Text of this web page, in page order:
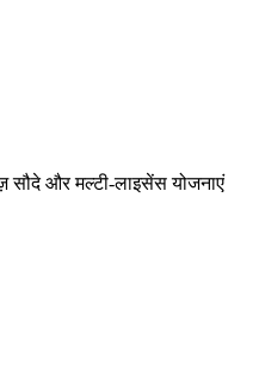
सौदे और मल्टी-लाइसेंस योजनाएं